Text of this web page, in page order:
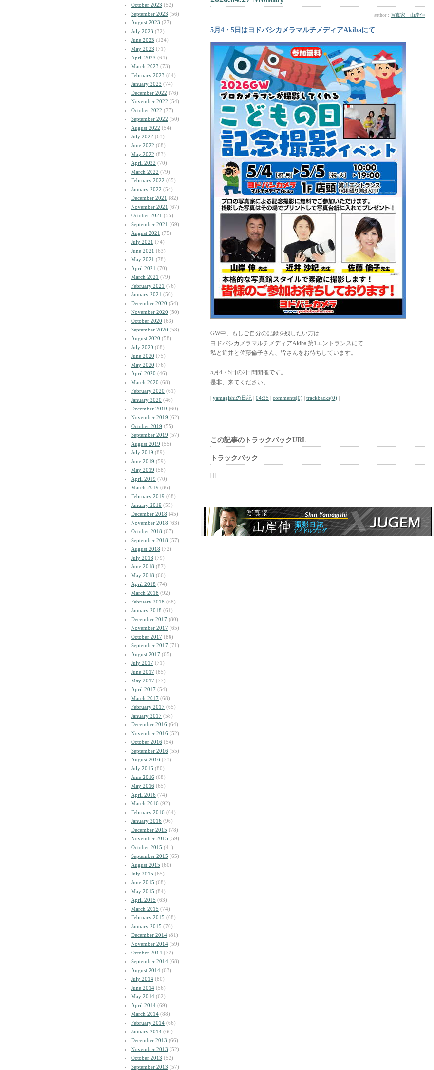
October 2023 (52)
September 2023 (56)
August 2023 (27)
July 2023 (32)
June 2023 (124)
May 2023 (71)
April 2023 (64)
March 2023 (73)
February 2023 (84)
January 2023 (74)
December 2022 (76)
November 2022 (54)
October 2022 (77)
September 2022 (50)
August 2022 (54)
July 2022 (63)
June 2022 (68)
May 2022 (83)
April 2022 (70)
March 2022 (79)
February 2022 (65)
January 2022 (54)
December 2021 (82)
November 2021 (67)
October 2021 (55)
September 2021 (69)
August 2021 (75)
July 2021 (74)
June 2021 (63)
May 2021 (78)
April 2021 (70)
March 2021 (79)
February 2021 (76)
January 2021 (56)
December 2020 (54)
November 2020 (50)
October 2020 (63)
September 2020 (58)
August 2020 (58)
July 2020 (68)
June 2020 (75)
May 2020 (76)
April 2020 (46)
March 2020 (68)
February 2020 (61)
January 2020 (46)
December 2019 (60)
November 2019 (62)
October 2019 (55)
September 2019 (57)
August 2019 (55)
July 2019 (89)
June 2019 (59)
May 2019 (58)
April 2019 (70)
March 2019 (86)
February 2019 (68)
January 2019 (55)
December 2018 (45)
November 2018 (63)
October 2018 (67)
September 2018 (57)
August 2018 (72)
July 2018 (79)
June 2018 (87)
May 2018 (66)
April 2018 (74)
March 2018 (92)
February 2018 (68)
January 2018 (61)
December 2017 (80)
November 2017 (65)
October 2017 (86)
September 2017 (71)
August 2017 (65)
July 2017 (71)
June 2017 (85)
May 2017 (77)
April 2017 (54)
March 2017 (68)
February 2017 (65)
January 2017 (58)
December 2016 (64)
November 2016 (52)
October 2016 (54)
September 2016 (55)
August 2016 (73)
July 2016 (80)
June 2016 (68)
May 2016 (65)
April 2016 (74)
March 2016 (92)
February 2016 (64)
January 2016 (96)
December 2015 (78)
November 2015 (59)
October 2015 (41)
September 2015 (65)
August 2015 (60)
July 2015 (65)
June 2015 (68)
May 2015 (84)
April 2015 (63)
March 2015 (74)
February 2015 (68)
January 2015 (76)
December 2014 (81)
November 2014 (59)
October 2014 (72)
September 2014 (68)
August 2014 (63)
July 2014 (80)
June 2014 (56)
May 2014 (62)
April 2014 (69)
March 2014 (88)
February 2014 (66)
January 2014 (60)
December 2013 (66)
November 2013 (52)
October 2013 (52)
September 2013 (57)
author : 写真家 山岸伸
5月4・5日はヨドバシカメラマルチメディアAkibaにて
GW中、もしご自分の記録を残したい方は
ヨドバシカメラマルチメディアAkiba 第1エントランスにて
私と近井と佐藤倫子さん、皆さんをお待ちしています。
5月4・5日の2日間開催です。
是非、来てください。
| yamagishiの日記 | 04:25 | comments(0) | trackbacks(0) |
この記事のトラックバックURL
トラックバック
| | |